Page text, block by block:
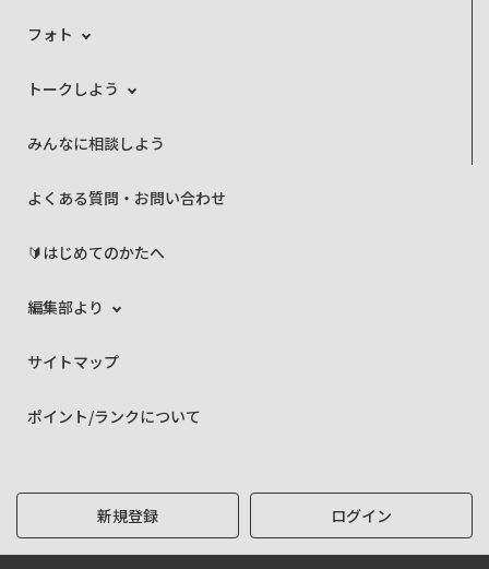
フォト
トークしよう
みんなに相談しよう
よくある質問・お問い合わせ
🔰はじめてのかたへ
編集部より
サイトマップ
ポイント/ランクについて
新規登録 ログイン